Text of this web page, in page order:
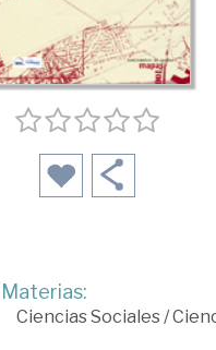
Materias:
Ciencias Sociales/